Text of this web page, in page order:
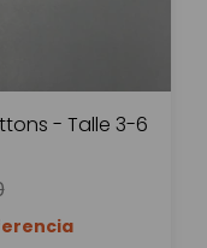
- Talle 3-6